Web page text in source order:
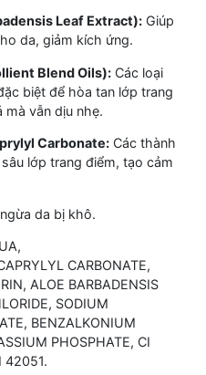
Leaf Extract): Giúp
da, giảm kích ứng.
Blend Oils): Các loại
biệt để hòa tan lớp trang
mà vẫn dịu nhẹ.
Carbonate: Các thành
lớp trang điểm, tạo cảm
da bị khô.
CARBONATE,
ALOE BARBADENSIS
SODIUM
BENZALKONIUM
PHOSPHATE, CI
42051.